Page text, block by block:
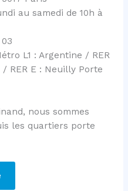
au samedi de 10h à
L1 : Argentine / RER
RER E : Neuilly Porte
nous sommes
les quartiers porte